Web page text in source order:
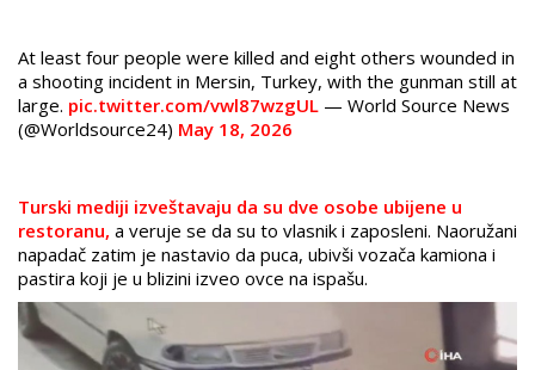
At least four people were killed and eight others wounded in
a shooting incident in Mersin, Turkey, with the gunman still at
large. pic.twitter.com/vwl87wzgUL — World Source News
(@Worldsource24) May 18, 2026
Turski mediji izveštavaju da su dve osobe ubijene u
restoranu, a veruje se da su to vlasnik i zaposleni. Naoružani
napadač zatim je nastavio da puca, ubivši vozača kamiona i
pastira koji je u blizini izveo ovce na ispašu.